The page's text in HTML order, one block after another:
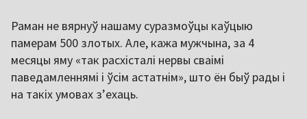
Раман не вярнуў нашаму суразмоўцы каўцыю
памерам 500 злотых. Але, кажа мужчына, за 4
месяцы яму «так расхісталі нервы сваімі
паведамленнямі і ўсім астатнім», што ён быў рады і
на такіх умовах з’ехаць.